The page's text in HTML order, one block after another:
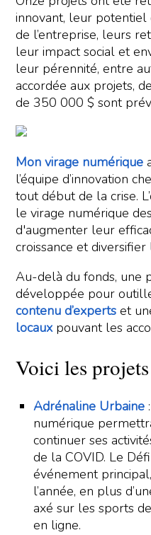
innovant, leur potentiel
de l’entreprise, leurs
leur impact social et
leur pérennité, entre
accordée aux projets,
de 350 000 $ sont
Mon virage numérique
l’équipe d’innovation
tout début de la crise.
le virage numérique
d'augmenter leur
croissance et diversifier
Au-delà du fonds, une
développée pour
contenu d’experts et
locauxpouvant les
Voici les
Adrénaline Urbaine
numérique
continuer ses
de la COVID. Le
événement
l’année, en plus
axé sur les sports
en ligne.